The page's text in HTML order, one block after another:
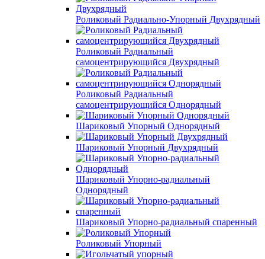
Роликовый Радиально-Упорный Двухрядный
Роликовый Радиальный
самоцентрирующийся Двухрядный
Роликовый Радиальный
самоцентрирующийся Однорядный
Шариковый Упорный Однорядный
Шариковый Упорный Двухрядный
Шариковый Упорно-радиальный
Однорядный
Шариковый Упорно-радиальный спаренный
Роликовый Упорный